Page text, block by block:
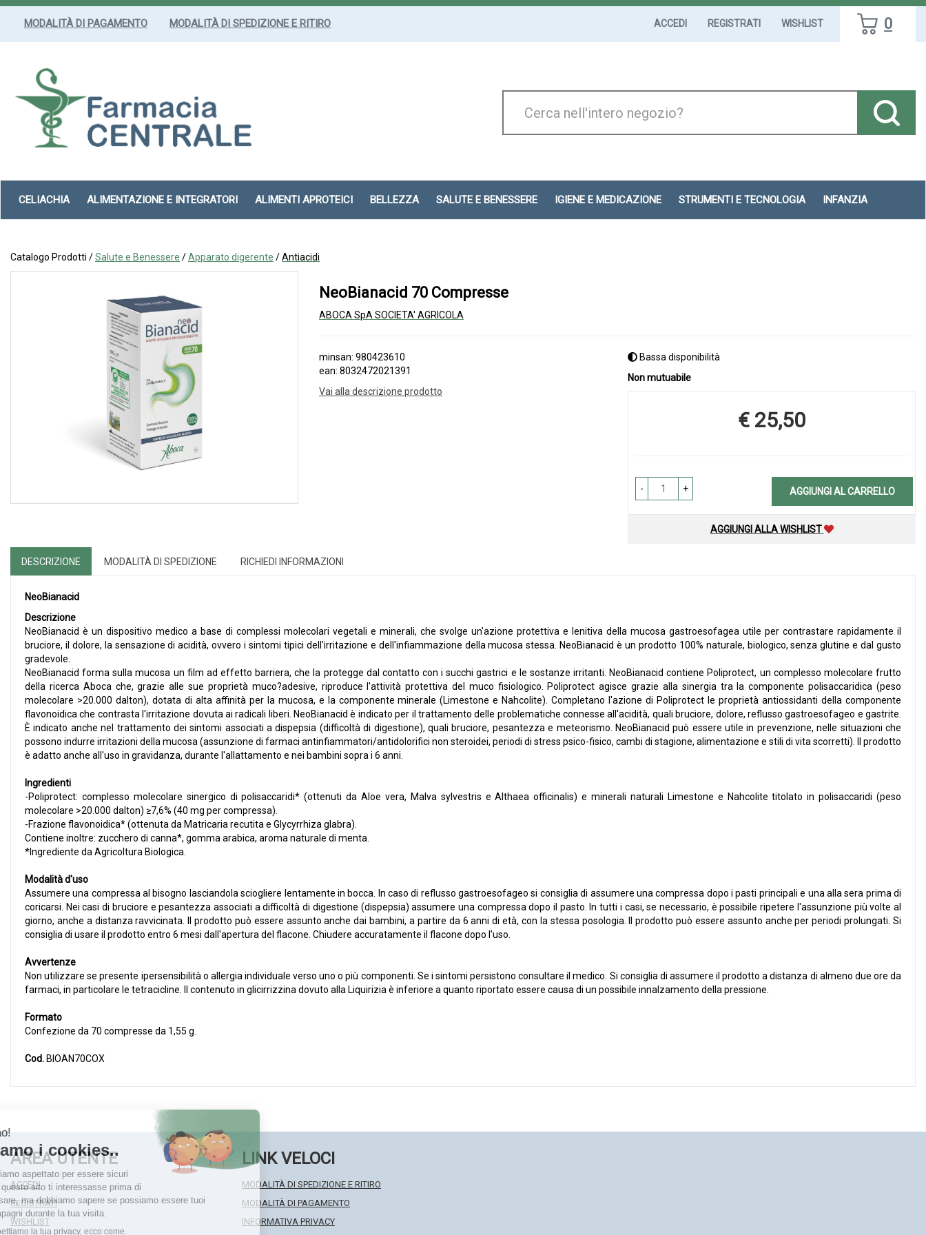
Passa
MODALITÀ DI PAGAMENTO MODALITÀ DI SPEDIZIONE E RITIRO ACCEDI REGISTRATI WISHLIST 0
Prodotto
CELIACHIA ALIMENTAZIONE E INTEGRATORI ALIMENTI APROTEICI BELLEZZA SALUTE E BENESSERE IGIENE E MEDICAZIONE STRUMENTI E TECNOLOGIA INFANZIA
Catalogo Prodotti /Salute e Benessere /Apparato digerente /Antiacidi
NeoBianacid 70 Compresse
ABOCA SpA SOCIETA' AGRICOLA
minsan: 980423610
ean: 8032472021391
Vai alla descrizione prodotto
Bassa disponibilità
Non mutuabile
Prezzo
€ 25,50
- + AGGIUNGI AL CARRELLO
AGGIUNGI ALLA WISHLIST
DESCRIZIONE MODALITÀ DI SPEDIZIONE RICHIEDI INFORMAZIONI
NeoBianacid
Descrizione
NeoBianacid è un dispositivo medico a base di complessi molecolari vegetali e minerali, che svolge un'azione protettiva e lenitiva della mucosa gastroesofagea utile per contrastare rapidamente il
bruciore, il dolore, la sensazione di acidità, ovvero i sintomi tipici dell'irritazione e dell'infiammazione della mucosa stessa. NeoBianacid è un prodotto 100% naturale, biologico, senza glutine e dal gusto
gradevole.
NeoBianacid forma sulla mucosa un film ad effetto barriera, che la protegge dal contatto con i succhi gastrici e le sostanze irritanti. NeoBianacid contiene Poliprotect, un complesso molecolare frutto
della ricerca Aboca che, grazie alle sue proprietà muco?adesive, riproduce l'attività protettiva del muco fisiologico. Poliprotect agisce grazie alla sinergia tra la componente polisaccaridica (peso
molecolare >20.000 dalton), dotata di alta affinità per la mucosa, e la componente minerale (Limestone e Nahcolite). Completano l'azione di Poliprotect le proprietà antiossidanti della componente
flavonoidica che contrasta l'irritazione dovuta ai radicali liberi. NeoBianacid è indicato per il trattamento delle problematiche connesse all'acidità, quali bruciore, dolore, reflusso gastroesofageo e gastrite.
È indicato anche nel trattamento dei sintomi associati a dispepsia (difficoltà di digestione), quali bruciore, pesantezza e meteorismo. NeoBianacid può essere utile in prevenzione, nelle situazioni che
possono indurre irritazioni della mucosa (assunzione di farmaci antinfiammatori/antidolorifici non steroidei, periodi di stress psico-fisico, cambi di stagione, alimentazione e stili di vita scorretti). Il prodotto
è adatto anche all'uso in gravidanza, durante l'allattamento e nei bambini sopra i 6 anni.
Ingredienti
-Poliprotect: complesso molecolare sinergico di polisaccaridi* (ottenuti da Aloe vera, Malva sylvestris e Althaea officinalis) e minerali naturali Limestone e Nahcolite titolato in polisaccaridi (peso
molecolare >20.000 dalton) ≥7,6% (40 mg per compressa).
-Frazione flavonoidica* (ottenuta da Matricaria recutita e Glycyrrhiza glabra).
Contiene inoltre: zucchero di canna*, gomma arabica, aroma naturale di menta.
*Ingrediente da Agricoltura Biologica.
Modalità d'uso
Assumere una compressa al bisogno lasciandola sciogliere lentamente in bocca. In caso di reflusso gastroesofageo si consiglia di assumere una compressa dopo i pasti principali e una alla sera prima di
coricarsi. Nei casi di bruciore e pesantezza associati a difficoltà di digestione (dispepsia) assumere una compressa dopo il pasto. In tutti i casi, se necessario, è possibile ripetere l'assunzione più volte al
giorno, anche a distanza ravvicinata. Il prodotto può essere assunto anche dai bambini, a partire da 6 anni di età, con la stessa posologia. Il prodotto può essere assunto anche per periodi prolungati. Si
consiglia di usare il prodotto entro 6 mesi dall'apertura del flacone. Chiudere accuratamente il flacone dopo l'uso.
Avvertenze
Non utilizzare se presente ipersensibilità o allergia individuale verso uno o più componenti. Se i sintomi persistono consultare il medico. Si consiglia di assumere il prodotto a distanza di almeno due ore da
farmaci, in particolare le tetracicline. Il contenuto in glicirrizzina dovuto alla Liquirizia è inferiore a quanto riportato essere causa di un possibile innalzamento della pressione.
Formato
Confezione da 70 compresse da 1,55 g.
Cod. BIOAN70COX
AREA UTENTE
ACCEDI
REGISTRATI
WISHLIST
LINK VELOCI
MODALITÀ DI SPEDIZIONE E RITIRO
MODALITÀ DI PAGAMENTO
INFORMATIVA PRIVACY